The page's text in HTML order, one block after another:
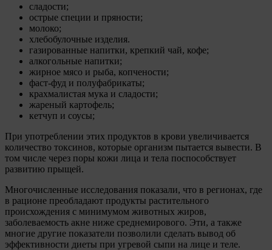
сладости;
острые специи и пряности;
молоко;
хлебобулочные изделия.
газированные напитки, крепкий чай, кофе;
алкогольные напитки;
жирное мясо и рыба, копчености;
фаст-фуд и полуфабрикаты;
крахмалистая мука и сладости;
жареный картофель;
кетчуп и соусы;
При употреблении этих продуктов в крови увеличивается
количество токсинов, которые организм пытается вывести. В
том числе через поры кожи лица и тела поспособствует
развитию прыщей.
Многочисленные исследования показали, что в регионах, где
в рационе преобладают продукты растительного
происхождения с минимумом животных жиров,
заболеваемость акне ниже среднемирового. Эти, а также
многие другие показатели позволили сделать вывод об
эффективности диеты при угревой сыпи на лице и теле.